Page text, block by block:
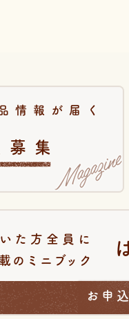
情報が届く
募集
た方全員に
のミニブック
お申